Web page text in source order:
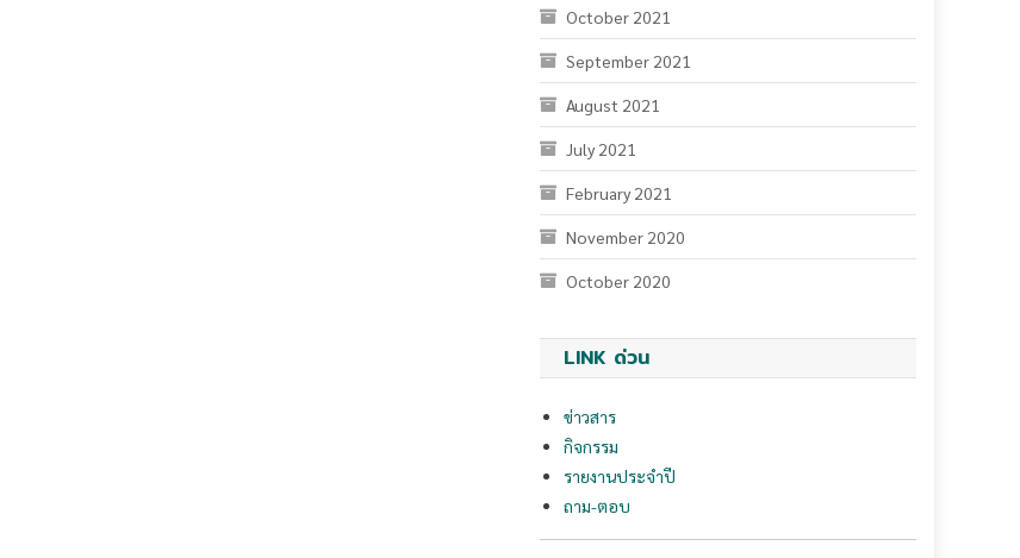
August 2021
July 2021
February 2021
November 2020
October 2020
LINK ด่วน
กิจกรรม
ถาม-ตอบ
กฏหมายและระเบียบการตรวจสอบภายใน
กฎระเบียบ มติคณะรัฐมนตรี
ระเบียบกระทรวงการคลัง